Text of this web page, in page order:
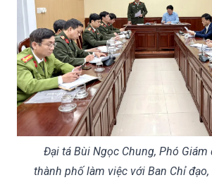
Đại tá Bùi Ngọc Chung, Phó Giám
thành phố làm việc với Ban Chỉ